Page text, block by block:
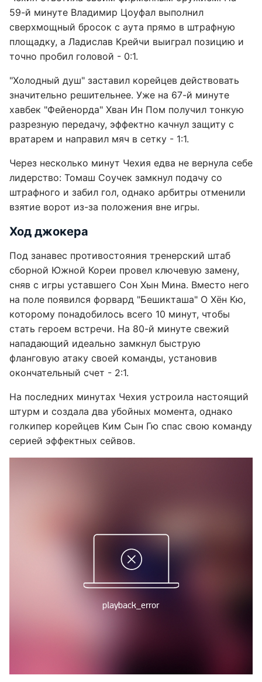
59-й минуте Владимир Цоуфал выполнил
сверхмощный бросок с аута прямо в штрафную
площадку, а Ладислав Крейчи выиграл позицию и
точно пробил головой - 0:1.
"Холодный душ" заставил корейцев действовать
значительно решительнее. Уже на 67-й минуте
хавбек "Фейенорда" Хван Ин Пом получил тонкую
разрезную передачу, эффектно качнул защиту с
вратарем и направил мяч в сетку - 1:1.
Через несколько минут Чехия едва не вернула себе
лидерство: Томаш Соучек замкнул подачу со
штрафного и забил гол, однако арбитры отменили
взятие ворот из-за положения вне игры.
Ход джокера
Под занавес противостояния тренерский штаб
сборной Южной Кореи провел ключевую замену,
сняв с игры уставшего Сон Хын Мина. Вместо него
на поле появился форвард "Бешикташа" О Хён Кю,
которому понадобилось всего 10 минут, чтобы
стать героем встречи. На 80-й минуте свежий
нападающий идеально замкнул быструю
фланговую атаку своей команды, установив
окончательный счет - 2:1.
На последних минутах Чехия устроила настоящий
штурм и создала два убойных момента, однако
голкипер корейцев Ким Сын Гю спас свою команду
серией эффектных сейвов.